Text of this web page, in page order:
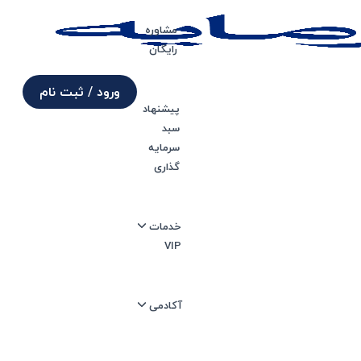
ورود / ثبت نام
مشاوره
رایگان
پیشنهاد
سبد
سرمایه
گذاری
خدمات
VIP
آکادمی
زمان انتشار 19 مرداد 1401